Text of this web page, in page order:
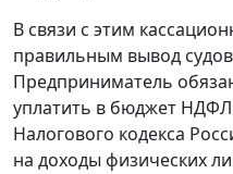
В связи с этим
правильным вывод
Предприниматель
уплатить в бюджет
Налогового кодекса
на доходы физических